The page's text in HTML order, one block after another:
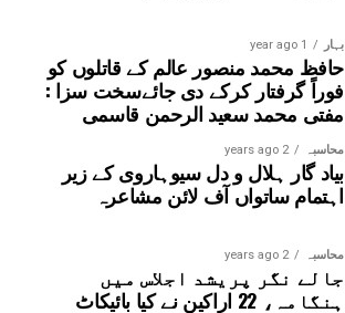
بہار 1 year ago
حافظ محمد منصور عالم کے قاتلوں کو
فوراً گرفتار کرکے دی جائےسخت سزا :
مفتی محمد سعید الرحمن قاسمی
محاسبہ 2 years ago
بیاد گار ہلال و دل سیوہاروی کے زیر
اہتمام ساتواں آف لائن مشاعرہ
محاسبہ 2 years ago
جالے نگر پریشد اجلاس میں
ہنگامہ، 22 اراکین نے کیا بائیکاٹ